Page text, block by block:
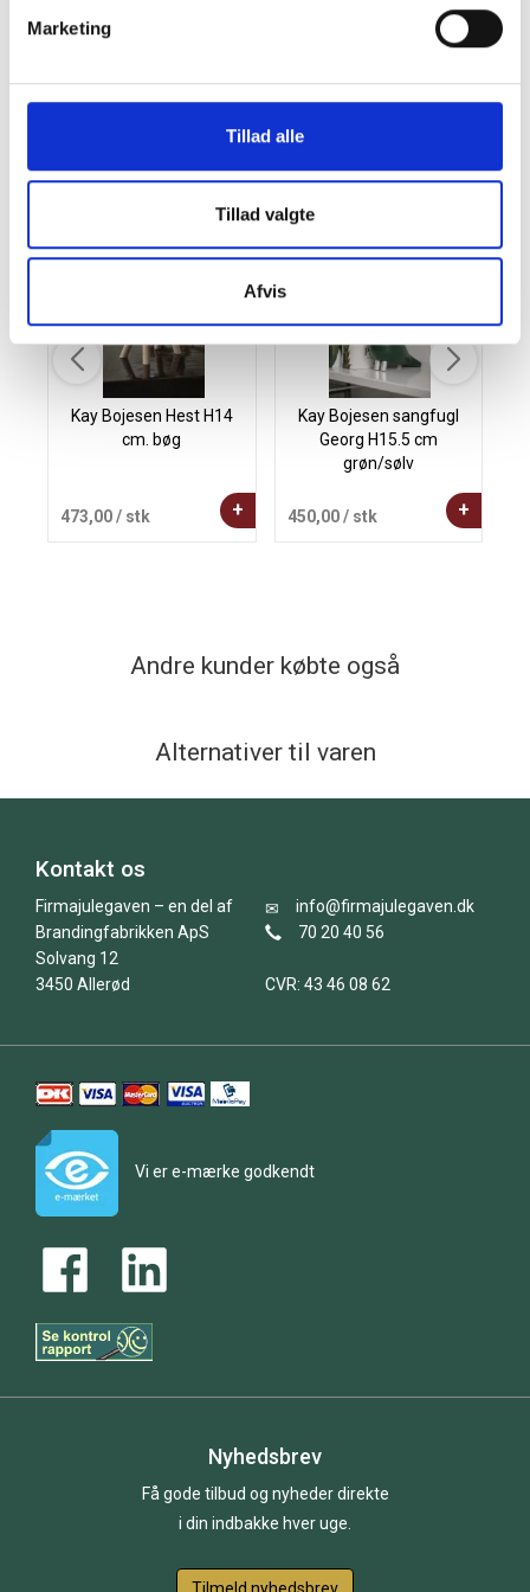
Marketing
Tillad alle
Tillad valgte
Afvis
eller kunder med Giga GT pakke - Tareq Taylor skaber både
Andre købte også
Kay Bojesen Hest H14
cm. bøg
473,00/ stk +
Kay Bojesen sangfugl
Georg H15.5 cm
grøn/sølv
450,00 / stk +
Andre kunder købte også
Alternativer til varen
Kontakt os
Firmajulegaven – en del af
Brandingfabrikken ApS
Solvang 12
3450 Allerød
info@firmajulegaven.dk
70 20 40 56
CVR: 43 46 08 62
Vi er e-mærke godkendt
Nyhedsbrev
Få gode tilbud og nyheder direkte
i din indbakke hver uge.
Tilmeld nyhedsbrev